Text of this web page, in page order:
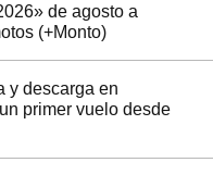
de agosto a
(+Monto)
y descarga en
primer vuelo desde